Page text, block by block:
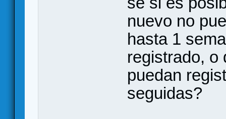
nuevo no
hasta 1
registrado, o
puedan
seguidas?